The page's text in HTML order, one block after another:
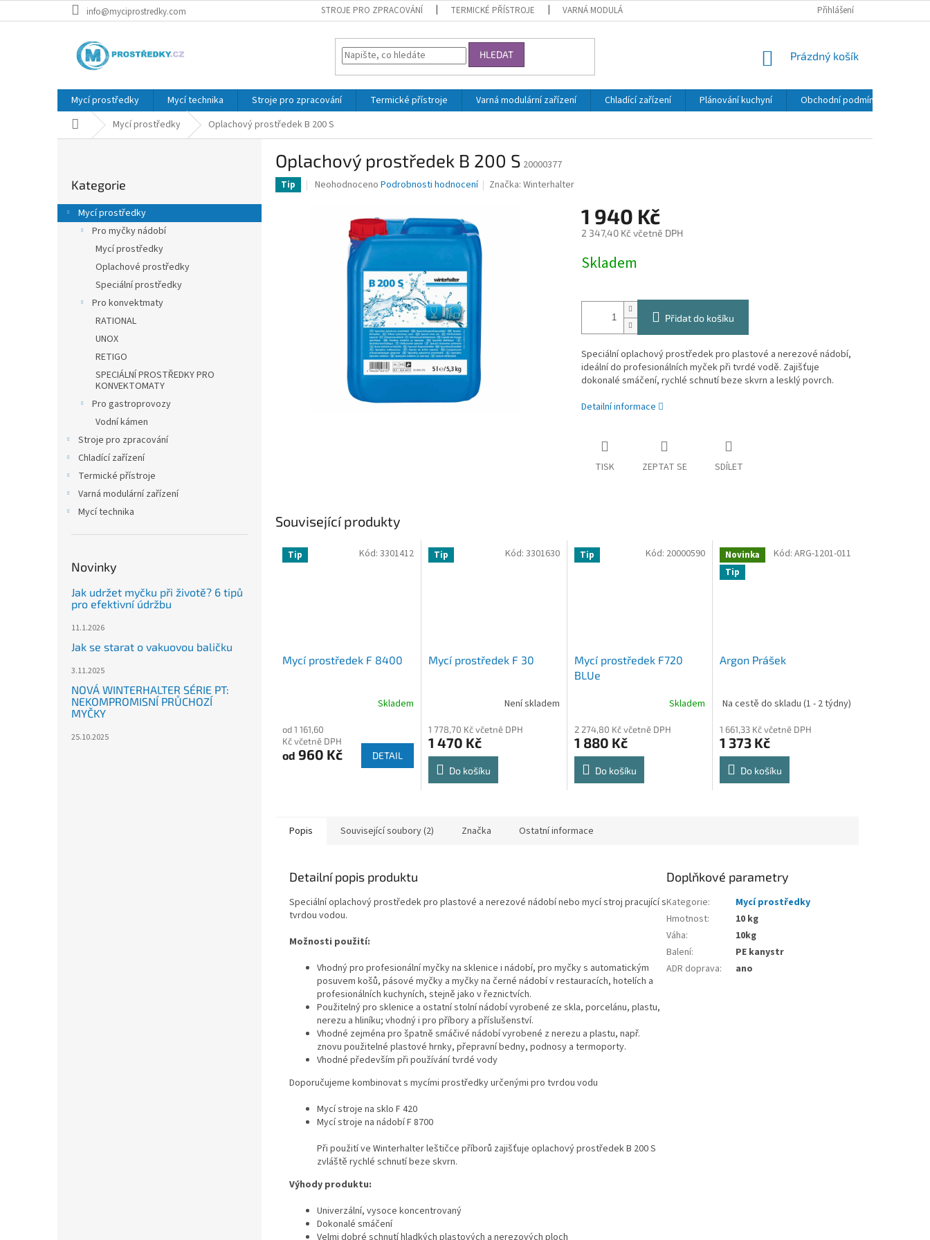
na
info@myciprostredky.com STROJE PRO ZPRACOVÁNÍ TERMICKÉ PŘÍSTROJE VARNÁ MODULÁRNÍ ZAŘÍZENÍ MYCÍ TECHNIKA
Přihlášení
HLEDAT
NÁKUPNÍ
Prázdný košík
Mycí prostředky Mycí technika Stroje pro zpracování Termické přístroje Varná modulární zařízení Chladící zařízení Plánování kuchyní Obchodní podmínky
Domů Mycí prostředky Oplachový prostředek B 200 S
r
a
kategorie
Kategorie
Mycí prostředky
Pro myčky nádobí
Mycí prostředky
Oplachové prostředky
Speciální prostředky
Pro konvektmaty
RATIONAL
UNOX
RETIGO
SPECIÁLNÍ PROSTŘEDKY PRO
KONVEKTOMATY
Pro gastroprovozy
Vodní kámen
Stroje pro zpracování
Chladící zařízení
Termické přístroje
Varná modulární zařízení
Mycí technika
Novinky
Jak udržet myčku při životě? 6 tipů
pro efektivní údržbu
11.1.2026
Jak se starat o vakuovou baličku
3.11.2025
NOVÁ WINTERHALTER SÉRIE PT:
NEKOMPROMISNÍ PRŮCHOZÍ
MYČKY
25.10.2025
Oplachový prostředek B 200 S 20000377
Tip
Průměrné
hvězdiček.
Neohodnoceno Podrobnosti hodnocení Značka:Winterhalter
1 940 Kč
2 347,40 Kč včetně DPH
cena:
Skladem
Přidat do košíku
Speciální oplachový prostředek pro plastové a nerezové nádobí,
ideální do profesionálních myček při tvrdé vodě. Zajišťuje
dokonalé smáčení, rychlé schnutí beze skvrn a lesklý povrch.
Detailní informace
TISK ZEPTAT SE SDÍLET
Související produkty
Tip
Mycí prostředek F 8400
Skladem
od 1 161,60
Kč včetně DPH
od 960 Kč DETAIL
Kód: 3301412 Tip
Mycí prostředek F 30
Není skladem
1 778,70 Kč včetně DPH
1 470 Kč
Do košíku
Kód: 3301630 Tip
Mycí prostředek F720
BLUe
Skladem
2 274,80 Kč včetně DPH
1 880 Kč
Do košíku
Kód: 20000590
Novinka
Tip
Argon Prášek
Na cestě do skladu (1 - 2 týdny)
1 661,33 Kč včetně DPH
1 373 Kč
Do košíku
Kód: ARG-1201-011
Popis Související soubory (2) Značka Ostatní informace
Detailní popis produktu
Speciální oplachový prostředek pro plastové a nerezové nádobí nebo mycí stroj pracující s
tvrdou vodou.
Možnosti použití:
Vhodný pro profesionální myčky na sklenice i nádobí, pro myčky s automatickým
posuvem košů, pásové myčky a myčky na černé nádobí v restauracích, hotelích a
profesionálních kuchyních, stejně jako v řeznictvích.
Použitelný pro sklenice a ostatní stolní nádobí vyrobené ze skla, porcelánu, plastu,
nerezu a hliníku; vhodný i pro příbory a příslušenství.
Vhodné zejména pro špatně smáčivé nádobí vyrobené z nerezu a plastu, např.
znovu použitelné plastové hrnky, přepravní bedny, podnosy a termoporty.
Vhodné především při používání tvrdé vody
Doporučujeme kombinovat s mycími prostředky určenými pro tvrdou vodu
Mycí stroje na sklo F 420
Mycí stroje na nádobí F 8700
Při použití ve Winterhalter leštičce příborů zajišťuje oplachový prostředek B 200 S
zvláště rychlé schnutí beze skvrn.
Výhody produktu:
Univerzální, vysoce koncentrovaný
Dokonalé smáčení
Doplňkové parametry
Kategorie:
Mycí prostředky
Hmotnost:
10 kg
Váha:
10kg
Balení:
PE kanystr
ADR doprava: ano